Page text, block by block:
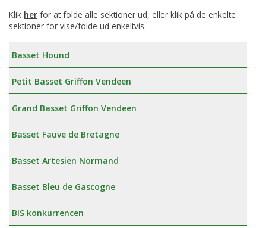
Klik her for at folde alle sektioner ud, eller klik på de enkelte
sektioner for vise/folde ud enkeltvis.
Basset Hound
Petit Basset Griffon Vendeen
Grand Basset Griffon Vendeen
Basset Fauve de Bretagne
Basset Artesien Normand
Basset Bleu de Gascogne
BIS konkurrencen